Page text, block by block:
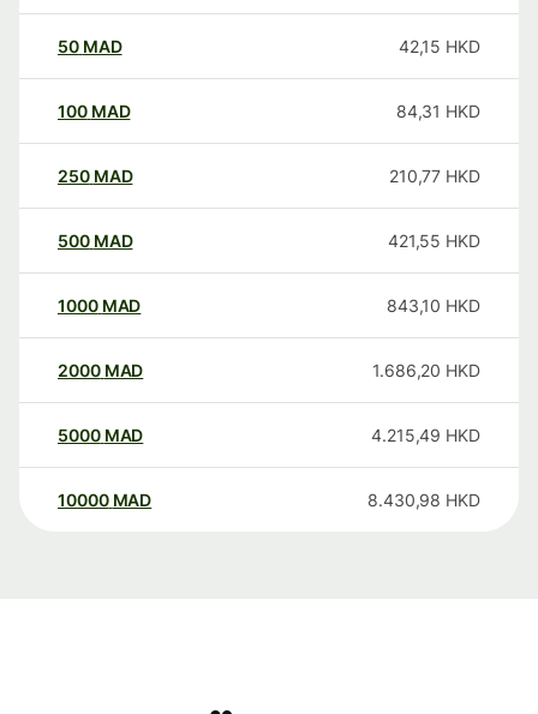
50 MAD 42,15 HKD
100 MAD 84,31 HKD
250 MAD 210,77 HKD
500 MAD 421,55 HKD
1000 MAD 843,10 HKD
2000 MAD 1.686,20 HKD
5000 MAD 4.215,49 HKD
10000 MAD 8.430,98 HKD